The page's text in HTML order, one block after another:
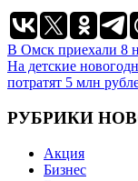
Навигация
по
В Омск приехали 8
На детские
потратят 5 млн
РУБРИКИ
Акция
Бизнес